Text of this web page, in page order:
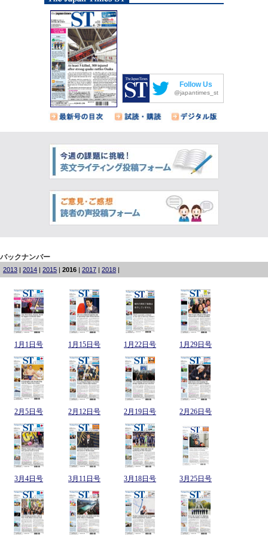
Follow Us
@japantimes_st
バックナンバー
2013 | 2014 | 2015 | 2016 | 2017 | 2018 |
1月1日号 1月15日号 1月22日号 1月29日号
2月5日号 2月12日号 2月19日号 2月26日号
3月4日号 3月11日号 3月18日号 3月25日号